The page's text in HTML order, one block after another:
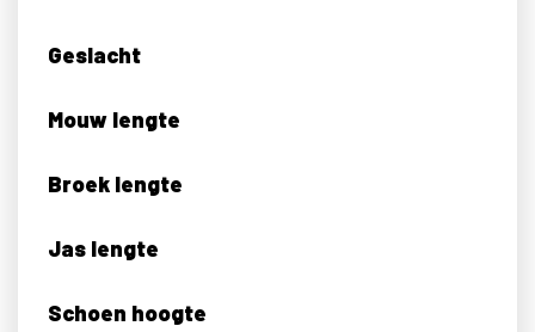
Geslacht
Mouw lengte
Broek lengte
Jas lengte
Schoen hoogte